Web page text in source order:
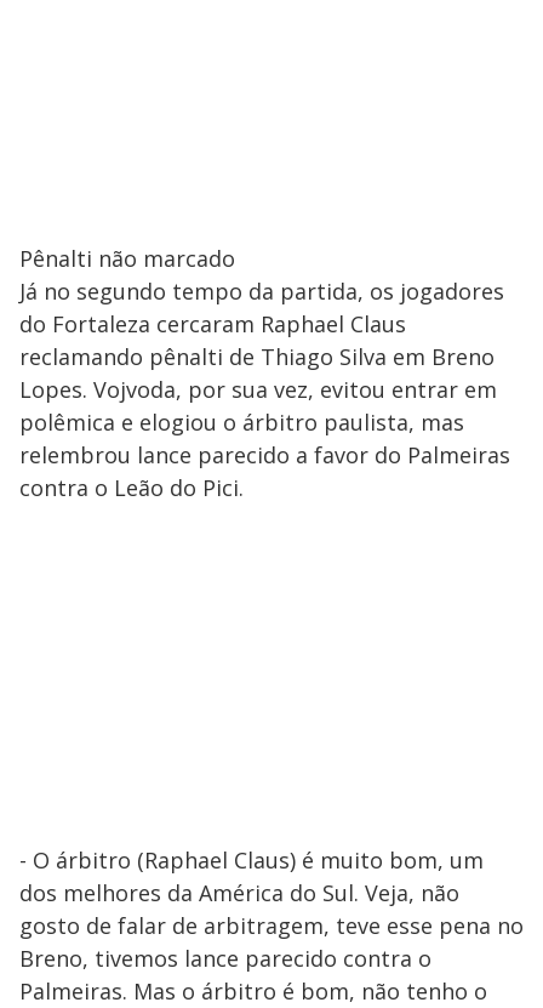
Pênalti não marcado
Já no segundo tempo da partida, os jogadores
do Fortaleza cercaram Raphael Claus
reclamando pênalti de Thiago Silva em Breno
Lopes. Vojvoda, por sua vez, evitou entrar em
polêmica e elogiou o árbitro paulista, mas
relembrou lance parecido a favor do Palmeiras
contra o Leão do Pici.
- O árbitro (Raphael Claus) é muito bom, um
dos melhores da América do Sul. Veja, não
gosto de falar de arbitragem, teve esse pena no
Breno, tivemos lance parecido contra o
Palmeiras. Mas o árbitro é bom, não tenho o